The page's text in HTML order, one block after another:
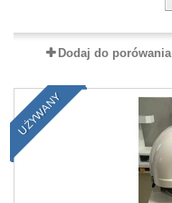
Dodaj do porówania
UŻYWANY